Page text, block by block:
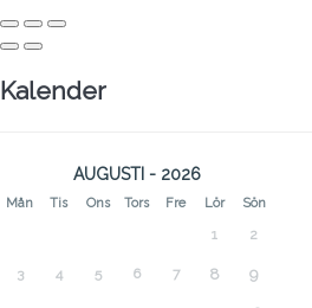
Kalender
AUGUSTI - 2026
Mån Tis Ons Tors Fre Lör Sön
1 2
3 4 5 6 7 8 9